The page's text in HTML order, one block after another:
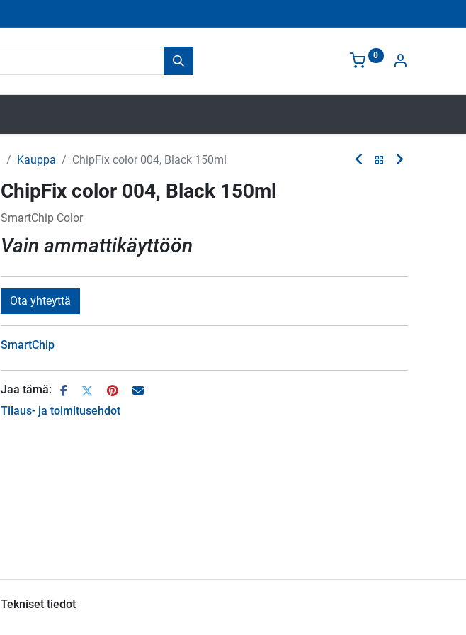
0
Kauppa ChipFix color 004, Black 150ml
ChipFix color 004, Black 150ml
SmartChip Color
Vain ammattikäyttöön
Ota yhteyttä
SmartChip
Jaa tämä:
Tilaus- ja toimitusehdot
Tekniset tiedot